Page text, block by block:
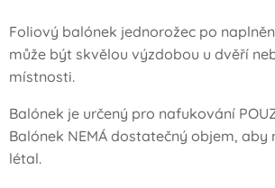
Foliový balónek jednorožec po
může být skvělou výzdobou u dvěří
místnosti.
Balónek je určený pro nafukování
Balónek NEMÁ dostatečný objem, aby
létal.